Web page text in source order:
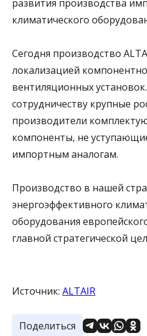
развития производства
климатического
Сегодня производство
локализацией
вентиляционных
сотрудничеству крупные
производители
компоненты, не
импортным аналогам.
Производство в нашей
энергоэффективного
оборудования
главной стратегической
Источник: ALTAIR
Поделиться